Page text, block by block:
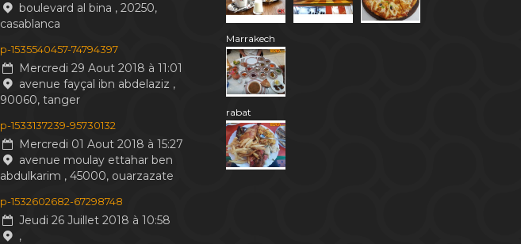
boulevard al bina , 20250,
casablanca
p-1535540457-74794397
Mercredi 29 Aout 2018 à 11:01
avenue fayçal ibn abdelaziz ,
90060, tanger
p-1533137239-95730132
Mercredi 01 Aout 2018 à 15:27
avenue moulay ettahar ben
abdulkarim , 45000, ouarzazate
p-1532602682-67298748
Jeudi 26 Juillet 2018 à 10:58
,
Marrakech
rabat